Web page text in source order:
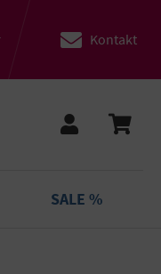
Kontakt
SALE %